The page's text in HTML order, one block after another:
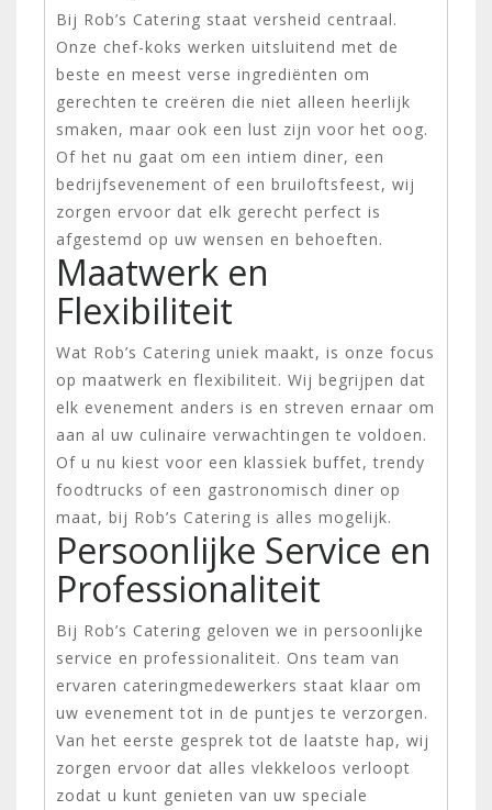
Bij Rob’s Catering staat versheid centraal.
Onze chef-koks werken uitsluitend met de
beste en meest verse ingrediënten om
gerechten te creëren die niet alleen heerlijk
smaken, maar ook een lust zijn voor het oog.
Of het nu gaat om een intiem diner, een
bedrijfsevenement of een bruiloftsfeest, wij
zorgen ervoor dat elk gerecht perfect is
afgestemd op uw wensen en behoeften.
Maatwerk en
Flexibiliteit
Wat Rob’s Catering uniek maakt, is onze focus
op maatwerk en flexibiliteit. Wij begrijpen dat
elk evenement anders is en streven ernaar om
aan al uw culinaire verwachtingen te voldoen.
Of u nu kiest voor een klassiek buffet, trendy
foodtrucks of een gastronomisch diner op
maat, bij Rob’s Catering is alles mogelijk.
Persoonlijke Service en
Professionaliteit
Bij Rob’s Catering geloven we in persoonlijke
service en professionaliteit. Ons team van
ervaren cateringmedewerkers staat klaar om
uw evenement tot in de puntjes te verzorgen.
Van het eerste gesprek tot de laatste hap, wij
zorgen ervoor dat alles vlekkeloos verloopt
zodat u kunt genieten van uw speciale